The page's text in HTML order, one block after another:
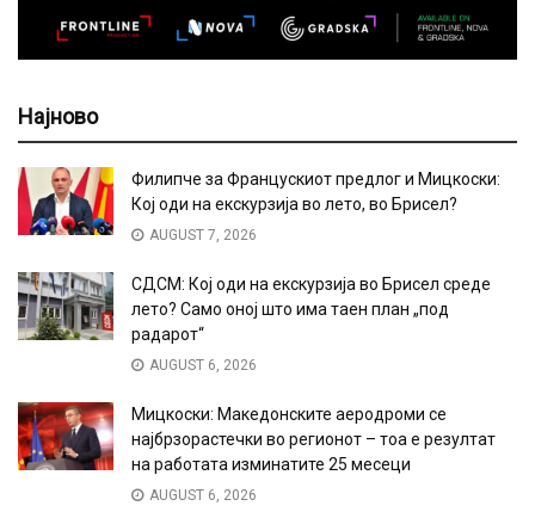
Најново
Филипче за Францускиот предлог и Мицкоски:
Кој оди на екскурзија во лето, во Брисел?
AUGUST 7, 2026
СДСМ: Кој оди на екскурзија во Брисел среде
лето? Само оној што има таен план „под
радарот“
AUGUST 6, 2026
Мицкоски: Македонските аеродроми се
најбрзорастечки во регионот – тоа е резултат
на работата изминатите 25 месеци
AUGUST 6, 2026